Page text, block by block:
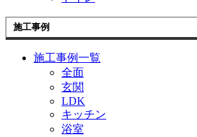
施工事例
施工事例一覧
全面
玄関
LDK
キッチン
浴室